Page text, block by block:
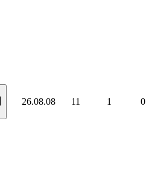
26.08.08 11 1 0